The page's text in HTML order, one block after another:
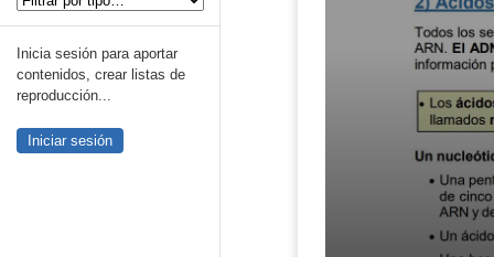
Inicia sesión para aportar
contenidos, crear listas de
reproducción...
Iniciar sesión